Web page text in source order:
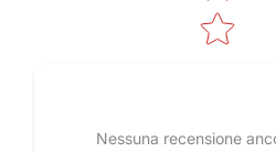
Nessuna recensione